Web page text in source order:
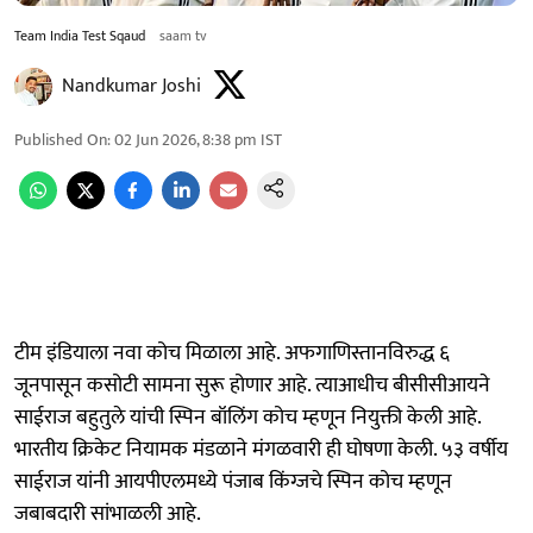
Team India Test Sqaud saam tv
Nandkumar Joshi
Published On:02 Jun 2026, 8:38 pm IST
टीम इंडियाला नवा कोच मिळाला आहे. अफगाणिस्तानविरुद्ध ६
जूनपासून कसोटी सामना सुरू होणार आहे. त्याआधीच बीसीसीआयने
साईराज बहुतुले यांची स्पिन बॉलिंग कोच म्हणून नियुक्ती केली आहे.
भारतीय क्रिकेट नियामक मंडळाने मंगळवारी ही घोषणा केली. ५३ वर्षीय
साईराज यांनी आयपीएलमध्ये पंजाब किंग्जचे स्पिन कोच म्हणून
जबाबदारी सांभाळली आहे.